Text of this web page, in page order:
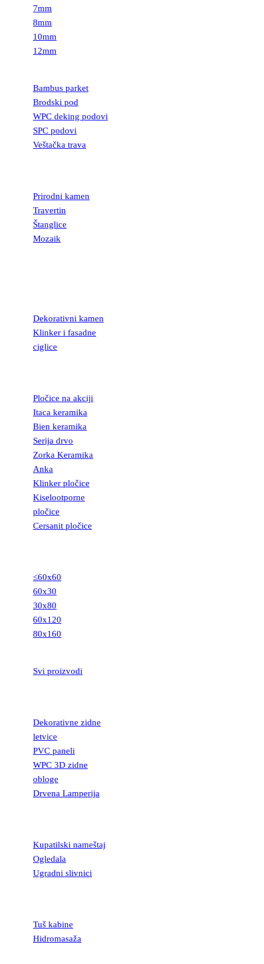
7mm
8mm
10mm
12mm
Bambus parket
Brodski pod
WPC deking podovi
SPC podovi
Veštačka trava
Prirodni kamen
Travertin
Štanglice
Mozaik
Dekorativni kamen
Klinker i fasadne
ciglice
Pločice na akciji
Itaca keramika
Bien keramika
Serija drvo
Zorka Keramika
Anka
Klinker pločice
Kiselootporne
pločice
Cersanit pločice
≤60x60
60x30
30x80
60x120
80x160
Svi proizvodi
Dekorativne zidne
letvice
PVC paneli
WPC 3D zidne
obloge
Drvena Lamperija
Kupatilski nameštaj
Ogledala
Ugradni slivnici
Tuš kabine
Hidromasaža